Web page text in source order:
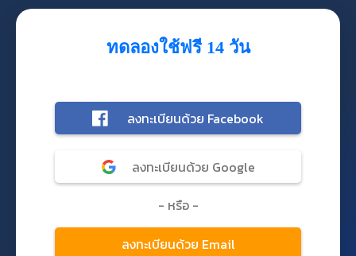
ทดลองใช้ฟรี 14 วัน